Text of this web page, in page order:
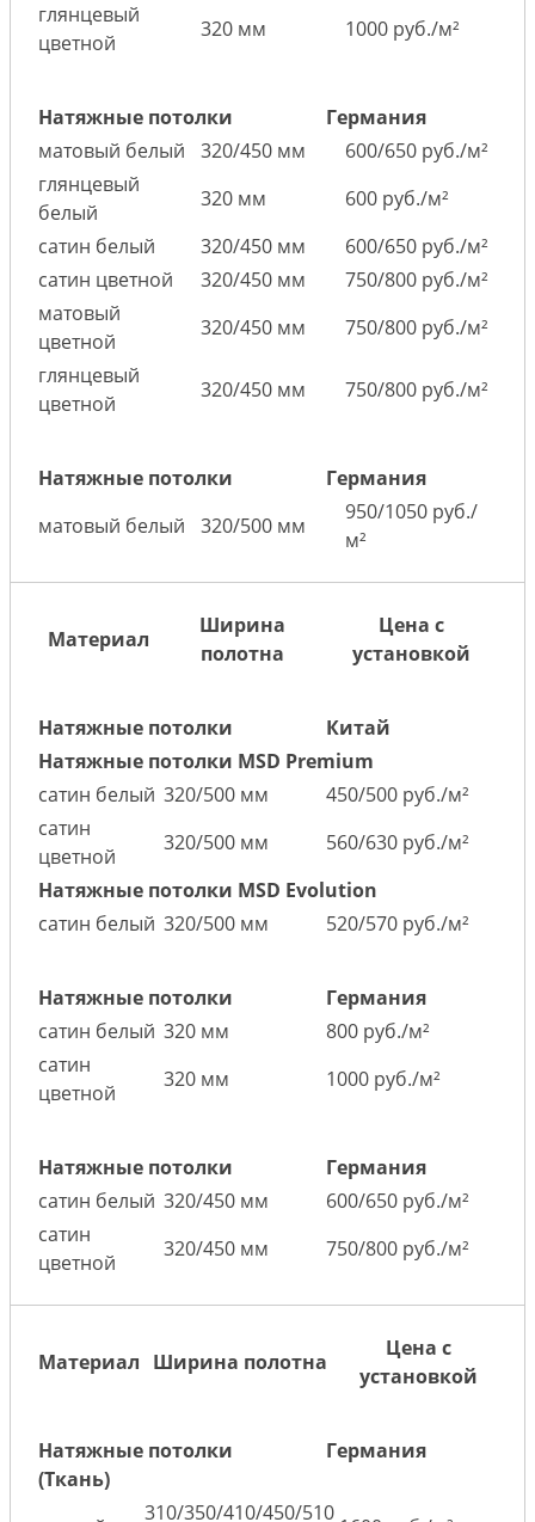
глянцевый
цветной
320 мм 1000 руб./м²
Натяжные потолки
Германия
матовый белый
320/450 мм
600/650 руб./м²
глянцевый
белый
320 мм
600 руб./м²
сатин белый
320/450 мм
600/650 руб./м²
сатин цветной
320/450 мм
750/800 руб./м²
матовый
цветной
320/450 мм
750/800 руб./м²
глянцевый
цветной
320/450 мм 750/800 руб./м²
Натяжные потолки
Германия
матовый белый
320/500 мм
950/1050 руб./
м²
Материал
Ширина
полотна
Цена с
установкой
Натяжные потолки
Китай
Натяжные потолки MSD Premium
сатин белый 320/500 мм
450/500 руб./м²
сатин
цветной
320/500 мм
560/630 руб./м²
Натяжные потолки MSD Evolution
сатин белый 320/500 мм 520/570 руб./м²
Натяжные потолки
Германия
сатин белый 320 мм
800 руб./м²
сатин
цветной
320 мм 1000 руб./м²
Натяжные потолки
Германия
сатин белый 320/450 мм
600/650 руб./м²
сатин
цветной
320/450 мм 750/800 руб./м²
Материал Ширина полотна
Цена с
установкой
Натяжные потолки
Германия
(Ткань)
310/350/410/450/510